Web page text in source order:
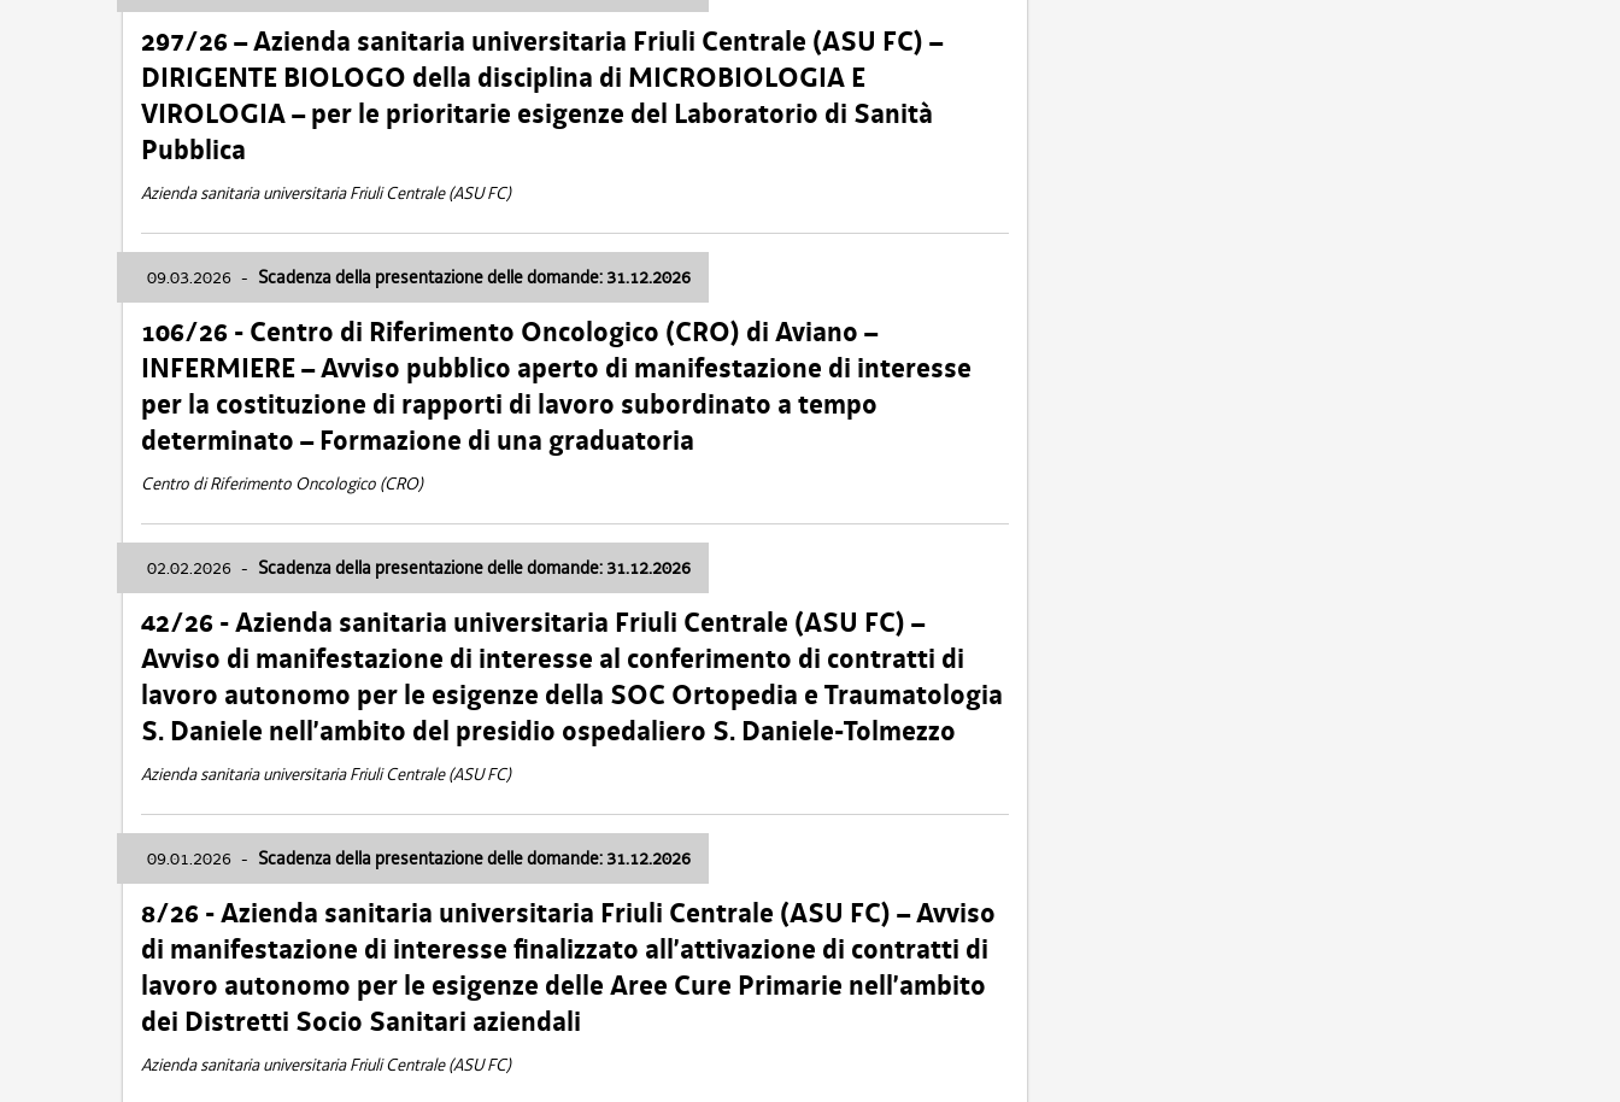
297/26 – Azienda sanitaria universitaria Friuli Centrale (ASU FC) –
DIRIGENTE BIOLOGO della disciplina di MICROBIOLOGIA E
VIROLOGIA – per le prioritarie esigenze del Laboratorio di Sanità
Pubblica
Azienda sanitaria universitaria Friuli Centrale (ASU FC)
09.03.2026 - Scadenza della presentazione delle domande: 31.12.2026
106/26 - Centro di Riferimento Oncologico (CRO) di Aviano –
INFERMIERE – Avviso pubblico aperto di manifestazione di interesse
per la costituzione di rapporti di lavoro subordinato a tempo
determinato – Formazione di una graduatoria
Centro di Riferimento Oncologico (CRO)
02.02.2026 - Scadenza della presentazione delle domande: 31.12.2026
42/26 - Azienda sanitaria universitaria Friuli Centrale (ASU FC) –
Avviso di manifestazione di interesse al conferimento di contratti di
lavoro autonomo per le esigenze della SOC Ortopedia e Traumatologia
S. Daniele nell’ambito del presidio ospedaliero S. Daniele-Tolmezzo
Azienda sanitaria universitaria Friuli Centrale (ASU FC)
09.01.2026 - Scadenza della presentazione delle domande: 31.12.2026
8/26 - Azienda sanitaria universitaria Friuli Centrale (ASU FC) – Avviso
di manifestazione di interesse finalizzato all’attivazione di contratti di
lavoro autonomo per le esigenze delle Aree Cure Primarie nell’ambito
dei Distretti Socio Sanitari aziendali
Azienda sanitaria universitaria Friuli Centrale (ASU FC)